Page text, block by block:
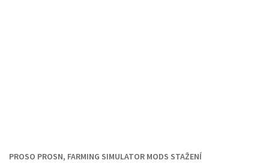
PROSO PROSN, FARMING SIMULATOR MODS STAŽENÍ